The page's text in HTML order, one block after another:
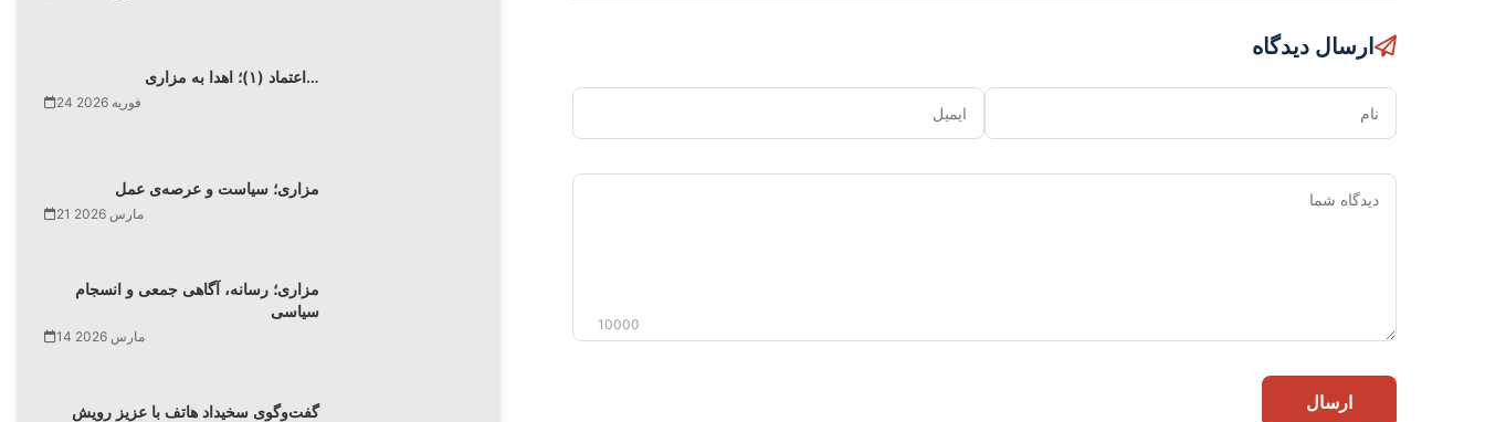
ارسال دیدگاه
نام ایمیل
دیدگاه
10000
ارسال
اعتماد (۱)؛ اهدا به مزاری…
24 فوریه 2026
مزاری؛ سیاست و عرصه‌ی عمل
21 مارس 2026
مزاری؛ رسانه، آگاهی جمعی و انسجام
سیاسی
14 مارس 2026
گفت‌وگوی سخیداد هاتف با عزیز رویش